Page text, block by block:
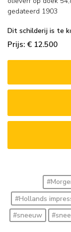
gedateerd 1903
Dit schilderij is te
Prijs: € 12.500
#Hollands
#sneeuw